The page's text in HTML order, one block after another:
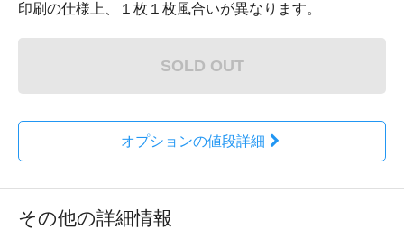
印刷の仕様上、１枚１枚風合いが異なります。
SOLD OUT
オプションの値段詳細
その他の詳細情報